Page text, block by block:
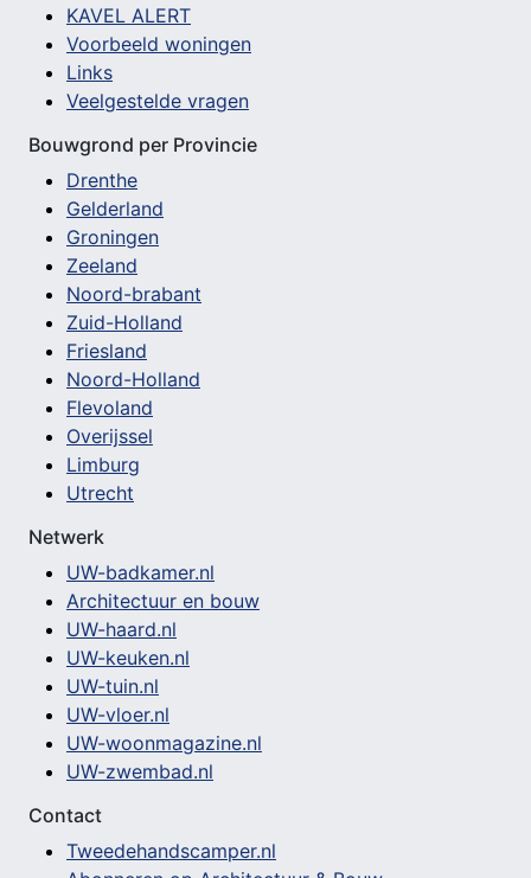
KAVEL ALERT
Voorbeeld woningen
Links
Veelgestelde vragen
Bouwgrond per Provincie
Drenthe
Gelderland
Groningen
Zeeland
Noord-brabant
Zuid-Holland
Friesland
Noord-Holland
Flevoland
Overijssel
Limburg
Utrecht
Netwerk
UW-badkamer.nl
Architectuur en bouw
UW-haard.nl
UW-keuken.nl
UW-tuin.nl
UW-vloer.nl
UW-woonmagazine.nl
UW-zwembad.nl
Contact
Tweedehandscamper.nl